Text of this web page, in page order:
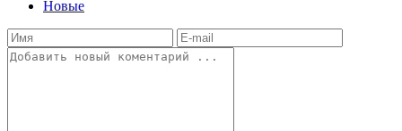
Новые